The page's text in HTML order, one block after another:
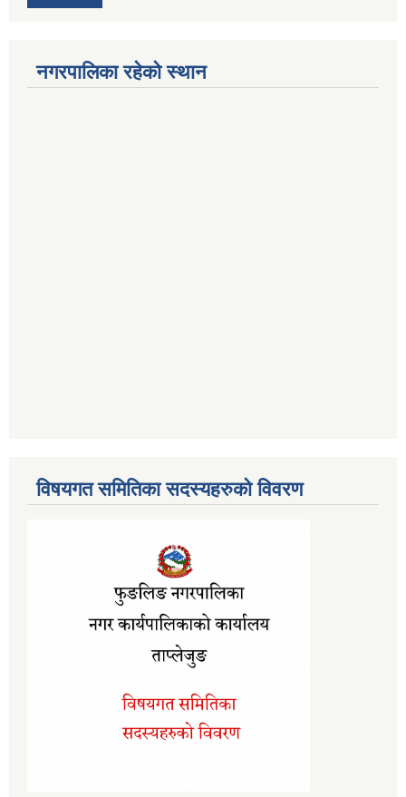
नगरपालिका रहेको स्थान
विषयगत समितिका सदस्यहरुको विवरण